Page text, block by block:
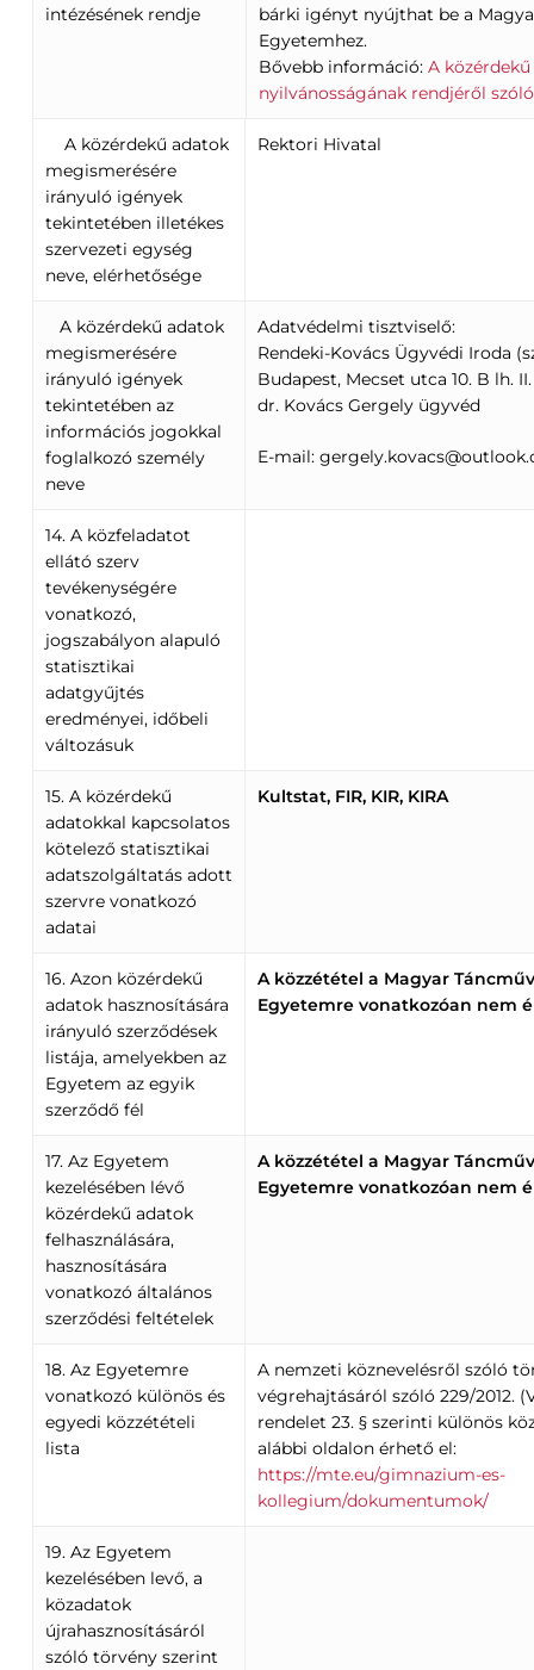
intézésének rendje
bárki igényt nyújthat be a
Egyetemhez.
Bővebb információ: A
nyilvánosságának rendjéről
A közérdekű adatok
megismerésére
irányuló igények
tekintetében illetékes
szervezeti egység
neve, elérhetősége
Rektori Hivatal
A közérdekű adatok
megismerésére
irányuló igények
tekintetében az
információs jogokkal
foglalkozó személy
neve
Adatvédelmi tisztviselő:
Rendeki-Kovács Ügyvédi Iroda
Budapest, Mecset utca 10. B lh.
dr. Kovács Gergely ügyvéd
E-mail:
14. A közfeladatot
ellátó szerv
tevékenységére
vonatkozó,
jogszabályon alapuló
statisztikai
adatgyűjtés
eredményei, időbeli
változásuk
15. A közérdekű
adatokkal kapcsolatos
kötelező statisztikai
adatszolgáltatás adott
szervre vonatkozó
adatai
Kultstat, FIR, KIR, KIRA
16. Azon közérdekű
adatok hasznosítására
irányuló szerződések
listája, amelyekben az
Egyetem az egyik
szerződő fél
A közzététel a Magyar
Egyetemre vonatkozóan nem
17. Az Egyetem
kezelésében lévő
közérdekű adatok
felhasználására,
hasznosítására
vonatkozó általános
szerződési feltételek
A közzététel a Magyar
Egyetemre vonatkozóan nem
18. Az Egyetemre
vonatkozó különös és
egyedi közzétételi
lista
A nemzeti köznevelésről szóló
végrehajtásáról szóló 229/2012.
rendelet 23. § szerinti különös
alábbi oldalon érhető el:
https://mte.eu/gimnazium-es-
kollegium/dokumentumok/
19. Az Egyetem
kezelésében levő, a
közadatok
újrahasznosításáról
szóló törvény szerint